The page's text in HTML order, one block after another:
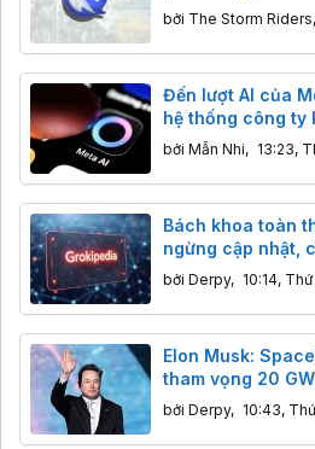
bởi The Storm Riders,
Đến lượt AI của
hệ thống công ty
thử
bởi Mẫn Nhi, 13:23,
Bách khoa toàn
ngừng cập nhật,
bởi Derpy, 10:14, Thứ
Elon Musk:
tham vọng 20
bởi Derpy, 10:43,